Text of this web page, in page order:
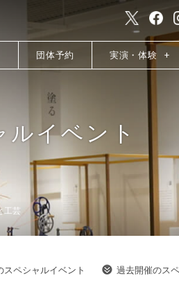
団体予約 実演・体験
ルイベント
工芸
スペシャルイベント 過去開催のス